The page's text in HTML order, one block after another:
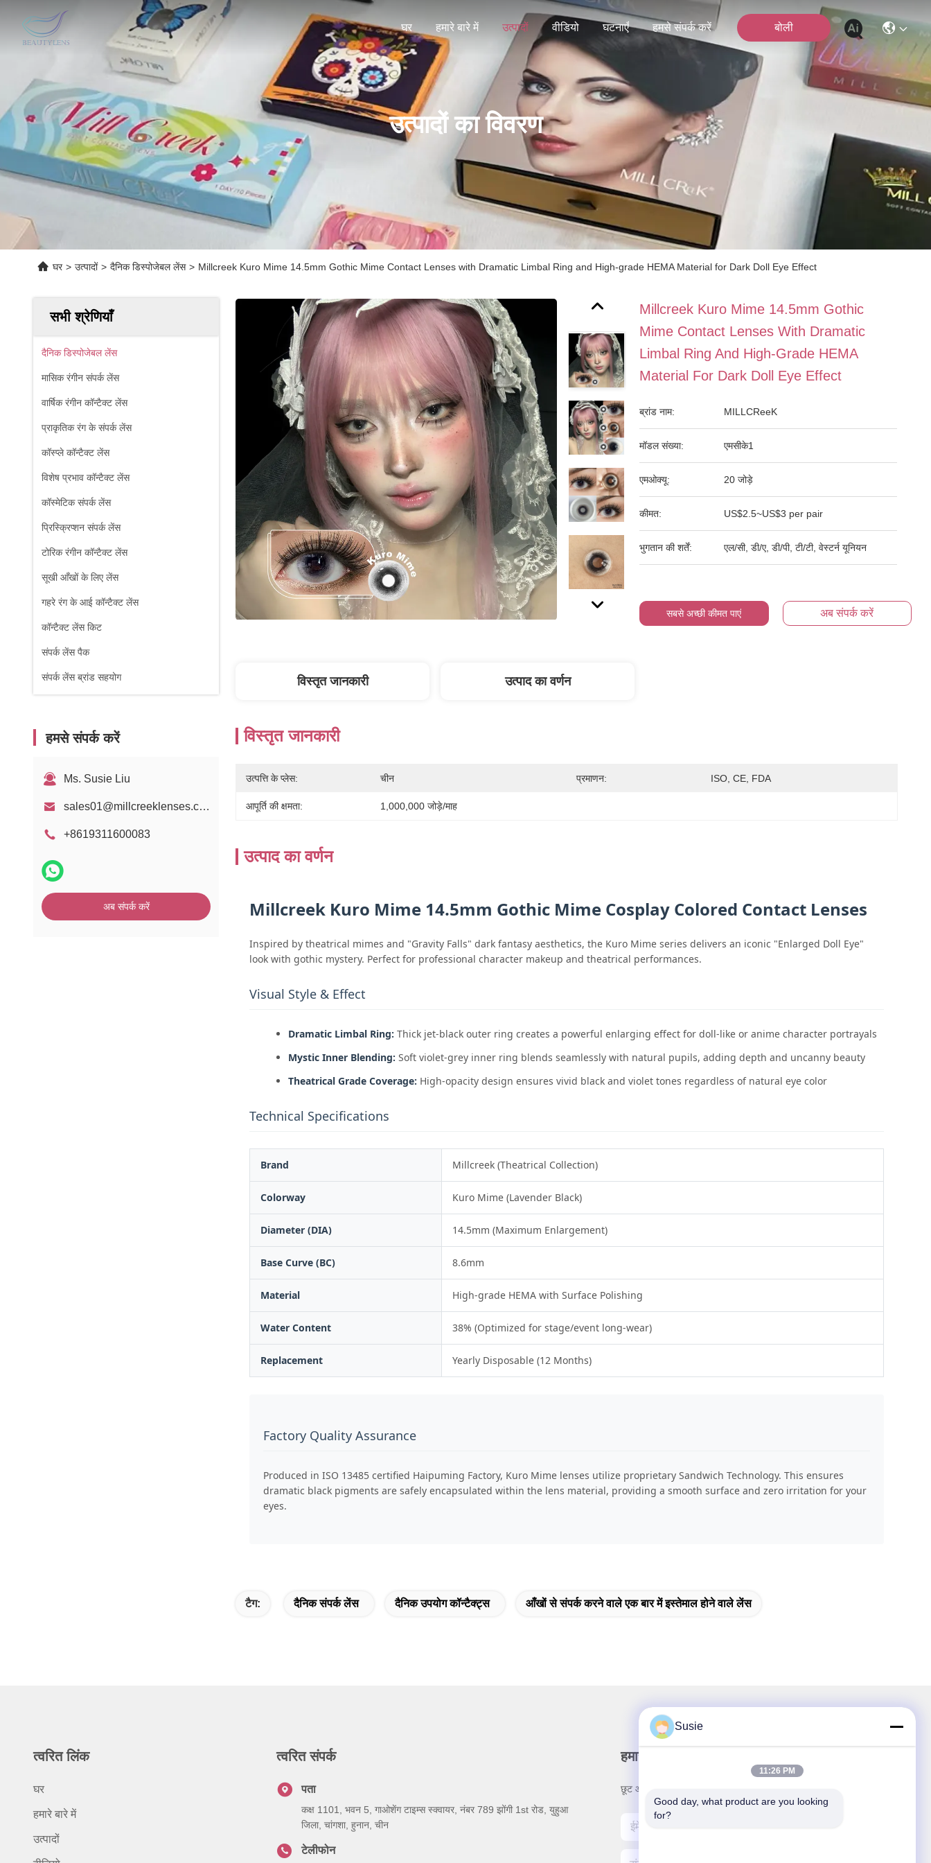
घर हमारे बारे में उत्पादों वीडियो घटनाएँ हमसे संपर्क करें बोली
उत्पादों का विवरण
घर > उत्पादों > दैनिक डिस्पोजेबल लेंस > Millcreek Kuro Mime 14.5mm Gothic Mime Contact Lenses with Dramatic Limbal Ring and High-grade HEMA Material for Dark Doll Eye Effect
सभी श्रेणियाँ
दैनिक डिस्पोजेबल लेंस
मासिक रंगीन संपर्क लेंस
वार्षिक रंगीन कॉन्टैक्ट लेंस
प्राकृतिक रंग के संपर्क लेंस
कॉस्प्ले कॉन्टैक्ट लेंस
विशेष प्रभाव कॉन्टैक्ट लेंस
कॉस्मेटिक संपर्क लेंस
प्रिस्क्रिप्शन संपर्क लेंस
टोरिक रंगीन कॉन्टैक्ट लेंस
सूखी आँखों के लिए लेंस
गहरे रंग के आई कॉन्टैक्ट लेंस
कॉन्टैक्ट लेंस किट
संपर्क लेंस पैक
संपर्क लेंस ब्रांड सहयोग
हमसे संपर्क करें
Ms. Susie Liu
sales01@millcreeklenses.com
+8619311600083
अब संपर्क करें
Millcreek Kuro Mime 14.5mm Gothic
Mime Contact Lenses With Dramatic
Limbal Ring And High-Grade HEMA
Material For Dark Doll Eye Effect
ब्रांड नाम: MILLCReeK
मॉडल संख्या: एमसीके1
एमओक्यू: 20 जोड़े
कीमत: US$2.5~US$3 per pair
भुगतान की शर्तें: एल/सी, डी/ए, डी/पी, टी/टी, वेस्टर्न यूनियन
सबसे अच्छी कीमत पाएं अब संपर्क करें
विस्तृत जानकारी उत्पाद का वर्णन
विस्तृत जानकारी
उत्पत्ति के प्लेस: चीन प्रमाणन: ISO, CE, FDA
आपूर्ति की क्षमता: 1,000,000 जोड़े/माह
उत्पाद का वर्णन
Millcreek Kuro Mime 14.5mm Gothic Mime Cosplay Colored Contact Lenses
Inspired by theatrical mimes and "Gravity Falls" dark fantasy aesthetics, the Kuro Mime series delivers an iconic "Enlarged Doll Eye"
look with gothic mystery. Perfect for professional character makeup and theatrical performances.
Visual Style & Effect
Dramatic Limbal Ring: Thick jet-black outer ring creates a powerful enlarging effect for doll-like or anime character portrayals
Mystic Inner Blending: Soft violet-grey inner ring blends seamlessly with natural pupils, adding depth and uncanny beauty
Theatrical Grade Coverage: High-opacity design ensures vivid black and violet tones regardless of natural eye color
Technical Specifications
Brand Millcreek (Theatrical Collection)
Colorway Kuro Mime (Lavender Black)
Diameter (DIA) 14.5mm (Maximum Enlargement)
Base Curve (BC) 8.6mm
Material High-grade HEMA with Surface Polishing
Water Content 38% (Optimized for stage/event long-wear)
Replacement Yearly Disposable (12 Months)
Factory Quality Assurance
Produced in ISO 13485 certified Haipuming Factory, Kuro Mime lenses utilize proprietary Sandwich Technology. This ensures
dramatic black pigments are safely encapsulated within the lens material, providing a smooth surface and zero irritation for your
eyes.
टैग: दैनिक संपर्क लेंस दैनिक उपयोग कॉन्टैक्ट्स आँखों से संपर्क करने वाले एक बार में इस्तेमाल होने वाले लेंस
त्वरित लिंक
घर
हमारे बारे में
उत्पादों
त्वरित संपर्क
पता
कक्ष 1101, भवन 5, गाओशेंग टाइम्स स्क्वायर, नंबर 789 झोंगी 1st रोड, युहुआ
जिला, चांगशा, हुनान, चीन
टेलीफोन
हमारा समाचार पत्र
छूट और अधिक के लिए हमारे न्यूज़लेटर की सदस्यता लें।
Susie
11:26 PM
Good day, what product are you looking
for?